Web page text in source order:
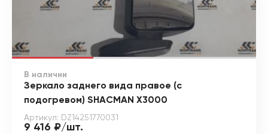
В наличии
Зеркало заднего вида правое (с
подогревом) SHACMAN X3000
Артикул: DZ14251770031
9 416 ₽/шт.